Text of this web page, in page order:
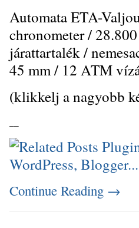
Automata ETA-
chronometer /
járattartalék /
45 mm / 12 ATM
(klikkelj a nagyobb
Continue Reading →